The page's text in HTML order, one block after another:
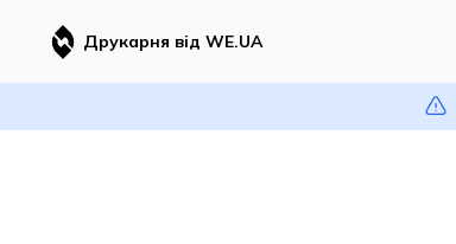
Друкарня від WE.UA